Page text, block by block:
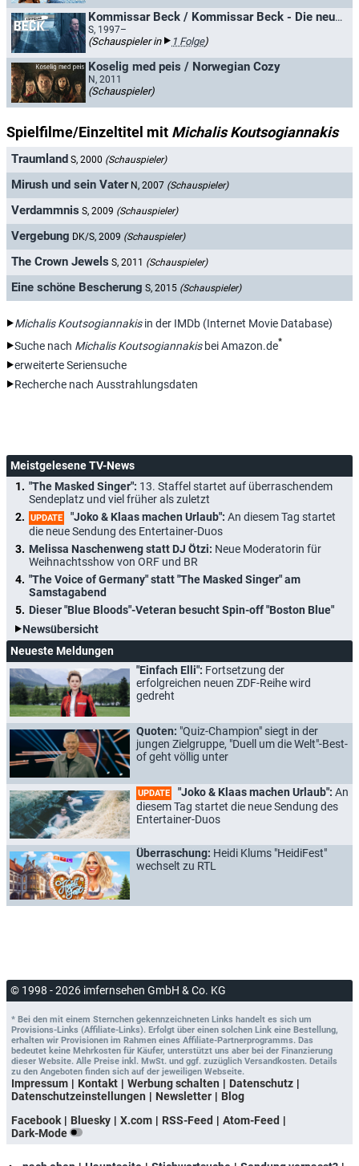
Kommissar Beck / Kommissar Beck - Die neuen Fälle
S, 1997–
(Schauspieler in 1 Folge)
Koselig med peis / Norwegian Cozy
N, 2011
(Schauspieler)
Spielfilme/Einzeltitel mit Michalis Koutsogiannakis
Traumland S, 2000 (Schauspieler)
Mirush und sein Vater N, 2007 (Schauspieler)
Verdammnis S, 2009 (Schauspieler)
Vergebung DK/S, 2009 (Schauspieler)
The Crown Jewels S, 2011 (Schauspieler)
Eine schöne Bescherung S, 2015 (Schauspieler)
Michalis Koutsogiannakisin der IMDb (Internet Movie Database)
Suche nach Michalis Koutsogiannakisbei Amazon.de*
erweiterte Seriensuche
Recherche nach Ausstrahlungsdaten
Meistgelesene TV-News
"The Masked Singer": 13. Staffel startet auf überraschendem
Sendeplatz und viel früher als zuletzt
UPDATE "Joko & Klaas machen Urlaub": An diesem Tag startet
die neue Sendung des Entertainer-Duos
Melissa Naschenweng statt DJ Ötzi: Neue Moderatorin für
Weihnachtsshow von ORF und BR
"The Voice of Germany" statt "The Masked Singer" am
Samstagabend
Dieser "Blue Bloods"-Veteran besucht Spin-off "Boston Blue"
Newsübersicht
Neueste Meldungen
"Einfach Elli": Fortsetzung der
erfolgreichen neuen ZDF-Reihe wird
gedreht
Quoten: "Quiz-Champion" siegt in der
jungen Zielgruppe, "Duell um die Welt"-Best-
of geht völlig unter
UPDATE "Joko & Klaas machen Urlaub": An
diesem Tag startet die neue Sendung des
Entertainer-Duos
Überraschung: Heidi Klums "HeidiFest"
wechselt zu RTL
© 1998 - 2026 imfernsehen GmbH & Co. KG
* Bei den mit einem Sternchen gekennzeichneten Links handelt es sich um
Provisions-Links (Affiliate-Links). Erfolgt über einen solchen Link eine Bestellung,
erhalten wir Provisionen im Rahmen eines Affiliate-Partnerprogramms. Das
bedeutet keine Mehrkosten für Käufer, unterstützt uns aber bei der Finanzierung
dieser Website. Alle Preise inkl. MwSt. und ggf. zuzüglich Versandkosten. Details
zu den Angeboten finden sich auf der jeweiligen Webseite.
Impressum Kontakt Werbung schalten
Datenschutz
Datenschutzeinstellungen
Newsletter
Blog
Facebook
Bluesky X.com RSS-Feed
Atom-Feed
Dark-Mode